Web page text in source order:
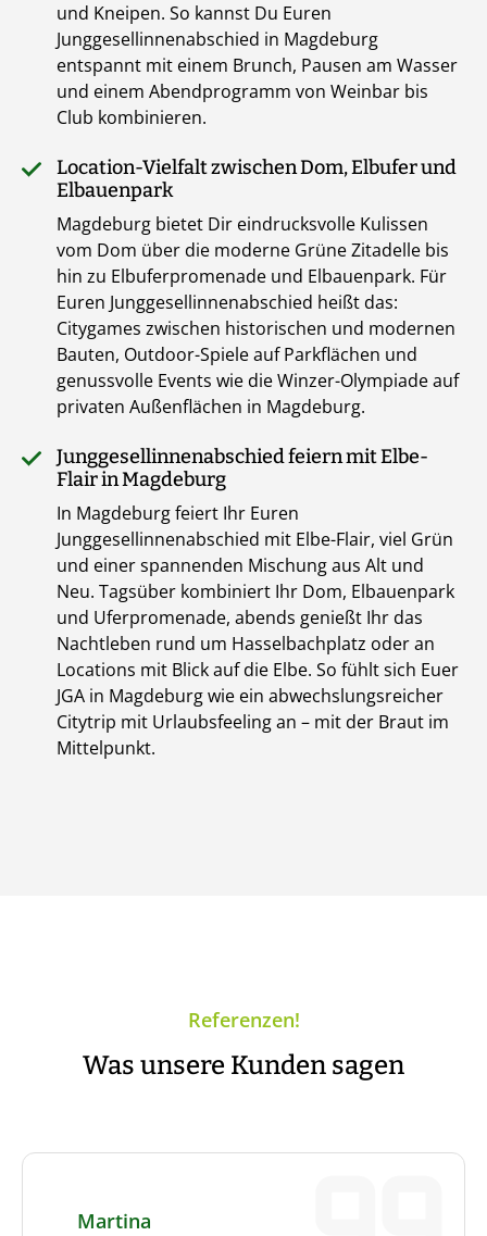
und Kneipen. So kannst Du Euren
Junggesellinnenabschied in Magdeburg
entspannt mit einem Brunch, Pausen am Wasser
und einem Abendprogramm von Weinbar bis
Club kombinieren.
Location-Vielfalt zwischen Dom, Elbufer und
Elbauenpark
Magdeburg bietet Dir eindrucksvolle Kulissen
vom Dom über die moderne Grüne Zitadelle bis
hin zu Elbuferpromenade und Elbauenpark. Für
Euren Junggesellinnenabschied heißt das:
Citygames zwischen historischen und modernen
Bauten, Outdoor-Spiele auf Parkflächen und
genussvolle Events wie die Winzer-Olympiade auf
privaten Außenflächen in Magdeburg.
Junggesellinnenabschied feiern mit Elbe-
Flair in Magdeburg
In Magdeburg feiert Ihr Euren
Junggesellinnenabschied mit Elbe-Flair, viel Grün
und einer spannenden Mischung aus Alt und
Neu. Tagsüber kombiniert Ihr Dom, Elbauenpark
und Uferpromenade, abends genießt Ihr das
Nachtleben rund um Hasselbachplatz oder an
Locations mit Blick auf die Elbe. So fühlt sich Euer
JGA in Magdeburg wie ein abwechslungsreicher
Citytrip mit Urlaubsfeeling an – mit der Braut im
Mittelpunkt.
Referenzen!
Was unsere Kunden sagen
Martina